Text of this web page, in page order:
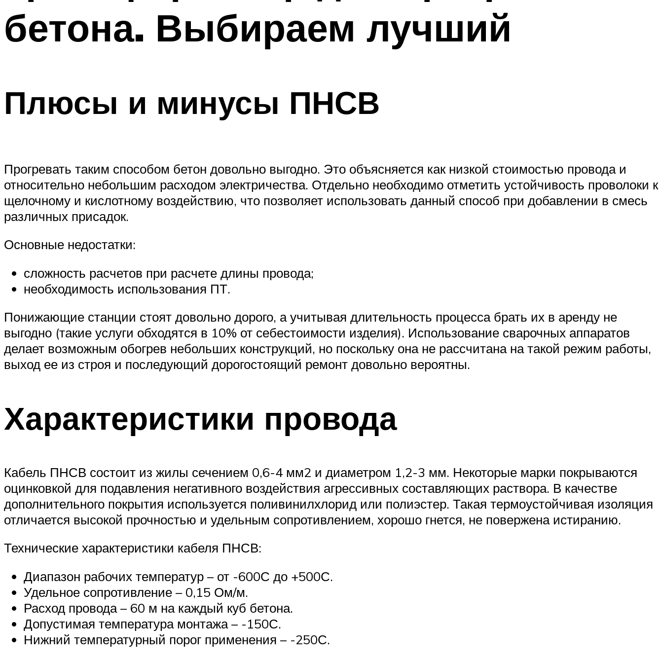
бетона. Выбираем лучший
Плюсы и минусы ПНСВ
Прогревать таким способом бетон довольно выгодно. Это объясняется как низкой стоимостью провода и
относительно небольшим расходом электричества. Отдельно необходимо отметить устойчивость проволоки к
щелочному и кислотному воздействию, что позволяет использовать данный способ при добавлении в смесь
различных присадок.
Основные недостатки:
сложность расчетов при расчете длины провода;
необходимость использования ПТ.
Понижающие станции стоят довольно дорого, а учитывая длительность процесса брать их в аренду не
выгодно (такие услуги обходятся в 10% от себестоимости изделия). Использование сварочных аппаратов
делает возможным обогрев небольших конструкций, но поскольку она не рассчитана на такой режим работы,
выход ее из строя и последующий дорогостоящий ремонт довольно вероятны.
Характеристики провода
Кабель ПНСВ состоит из жилы сечением 0,6-4 мм2 и диаметром 1,2-3 мм. Некоторые марки покрываются
оцинковкой для подавления негативного воздействия агрессивных составляющих раствора. В качестве
дополнительного покрытия используется поливинилхлорид или полиэстер. Такая термоустойчивая изоляция
отличается высокой прочностью и удельным сопротивлением, хорошо гнется, не повержена истиранию.
Технические характеристики кабеля ПНСВ:
Диапазон рабочих температур – от -600С до +500С.
Удельное сопротивление – 0,15 Ом/м.
Расход провода – 60 м на каждый куб бетона.
Допустимая температура монтажа – -150С.
Нижний температурный порог применения – -250С.